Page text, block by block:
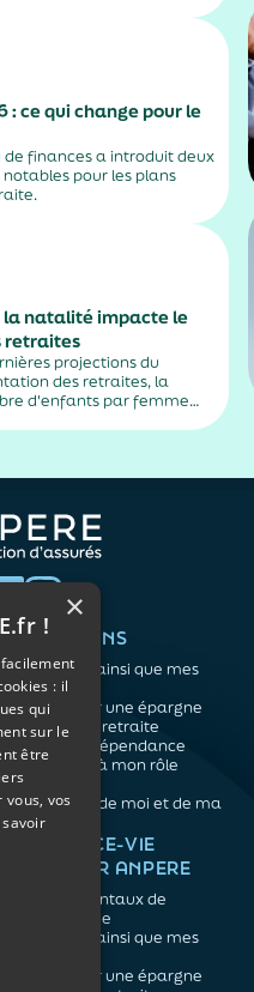
jour. Pourtant, vérifier
droits permet
: ce qui change pour le
de finances a introduit deux
pour les plans
la natalité impacte le
retraites
projections du
des retraites, la
d'enfants par femme
VOS BESOINS
Me protéger ainsi que mes
proches
Me constituer une épargne
Préparer ma retraite
Anticiper la dépendance
Me préparer à mon rôle
d'aidant
Prendre soin de moi et de ma
santé
ASSURANCE-VIE
FACILE PAR ANPERE
Les fondamentaux de
l'assurance vie
Me protéger ainsi que mes
Me constituer une épargne
×
!
: il
qui
sur le
être
vos
savoir